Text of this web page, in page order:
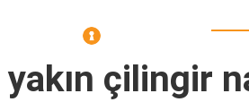
çilingir